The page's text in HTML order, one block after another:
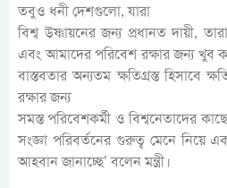
তবুও ধনী দেশগুলো, যারা
বিশ্ব উষ্ণায়নের জন্য প্রধানত দায়ী,
এবং আমাদের পরিবেশ রক্ষার জন্য খুব
বাস্তবতার অন্যতম ক্ষতিগ্রস্ত হিসাবে
রক্ষার জন্য
সমস্ত পরিবেশকর্মী ও বিশ্বনেতাদের
সংজ্ঞা পরিবর্তনের গুরুত্ব মেনে নিয়ে
আহবান জানাচ্ছে’ বলেন মন্ত্রী।